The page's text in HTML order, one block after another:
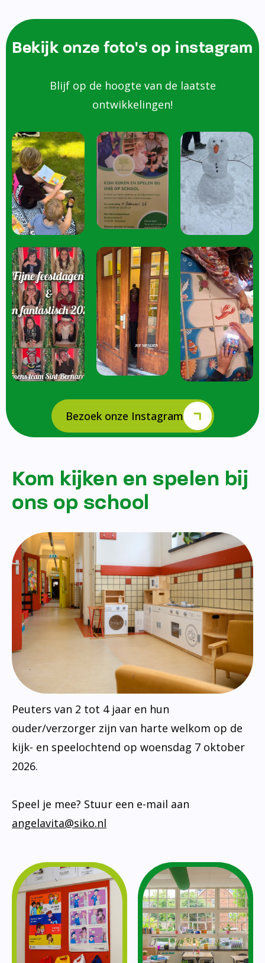
Bekijk onze foto's op instagram
Blijf op de hoogte van de laatste
ontwikkelingen!
Bezoek onze Instagram
Kom kijken en spelen bij
ons op school
Peuters van 2 tot 4 jaar en hun
ouder/verzorger zijn van harte welkom op de
kijk- en speelochtend op woensdag 7 oktober
2026.
Speel je mee? Stuur een e-mail aan
angelavita@siko.nl